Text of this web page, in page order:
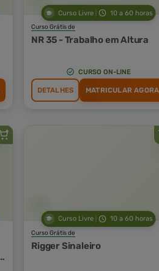
Curso Livre 10 a 60 horas
Curso Grátis de
NR 35 - Trabalho em Altura
CURSO ON-LINE
DETALHES MATRICULAR AGORA
Curso Livre 10 a 60 horas
Curso Grátis de
Rigger Sinaleiro